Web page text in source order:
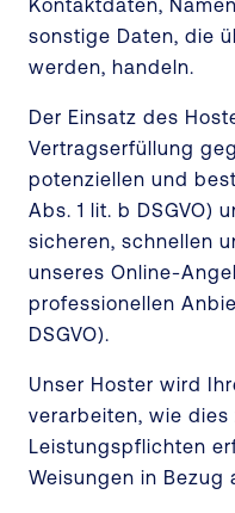
Kontaktdaten,
sonstige Daten, die
werden, handeln.
Der Einsatz des
Vertragserfüllung
potenziellen und
Abs. 1 lit. b DSGVO)
sicheren, schnellen
unseres Online-
professionellen
DSGVO).
Unser Hoster wird
verarbeiten, wie dies
Leistungspflichten
Weisungen in Bezug